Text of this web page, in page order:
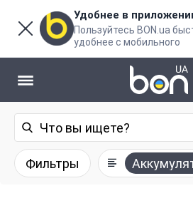
Удобнее в
Пользуйтесь BON.ua
удобнее с мобильного
Фильтры